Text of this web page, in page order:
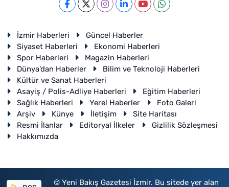
İzmir Haberleri
Güncel Haberler
Siyaset Haberleri
Ekonomi Haberleri
Spor Haberleri
Magazin Haberleri
Dünya'dan Haberler
Bilim ve Teknoloji Haberleri
Kültür ve Sanat Haberleri
Asayiş / Polis-Adliye Haberleri
Eğitim Haberleri
Sağlık Haberleri
Yerel Haberler
Foto Galeri
Arşiv
Künye İletişim
Site Haritası
Resmi İlanlar
Editoryal İlkeler
Gizlilik Sözleşmesi
Hakkımızda
© Yeni Bakış Gazetesi İzmir. Bu sitede yer alan